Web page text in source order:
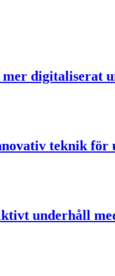
digitaliserat
teknik
underhåll